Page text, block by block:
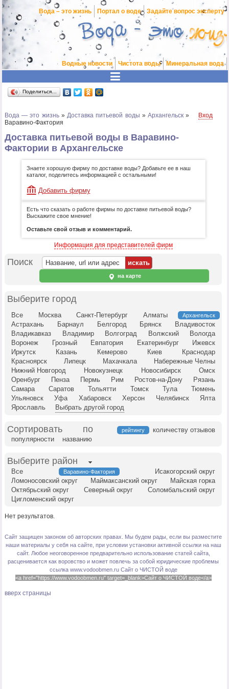
Вода – это жизнь Портал о воде Задайте вопрос эксперту
Водные новости Чистота воды Минеральная вода
Поделиться…
Вода — это жизнь»Доставка питьевой воды »Архангельск »
Варавино-Фактория
Вход
Доставка питьевой воды в Варавино-
Фактории в Архангельске
Знаете хорошую фирму по доставке воды? Добавьте ее в наш
каталог, поделитесь информацией с остальными!
Добавить фирму
Есть что сказать о работе фирмы по доставке питьевой воды?
Выскажите свое мнение!
Оставьте свой отзыв и комментарий.
Информация для представителей фирм
Поиск
на карте
Выберите город
Все Москва Санкт-Петербург Алматы Архангельск
Астрахань Барнаул Белгород Брянск
Владивосток
Владикавказ
Владимир Волгоград Волжский
Вологда
Воронеж
Грозный Евпатория Екатеринбург
Ижевск
Иркутск
Казань Кемерово Киев
Краснодар
Красноярск
Липецк Махачкала
Набережные Челны
Нижний Новгород
Новокузнецк Новосибирск
Омск
Оренбург
Пенза Пермь Рим Ростов-на-Дону
Рязань
Самара
Саратов Тольятти Томск Тула
Тюмень
Ульяновск
Уфа Хабаровск Херсон Челябинск
Ялта
Ярославль
Выбрать другой город
Сортировать по рейтингу
количеству отзывов
популярности
названию
Выберите район
Все Варавино-Фактория
Исакогорский округ
Ломоносовский округ
Маймаксанский округ
Майская горка
Октябрьский округ
Северный округ
Соломбальский округ
Цигломенский округ
Нет результатов.
Сайт защищен законом об авторских правах. Мы будем рады, если вы разместите
наши материалы у себя на сайте, при условии установки активной ссылки на наш
сайт. Любое неоговоренное предварительно использование статей сайта,
расценивается как воровство и может повлечь за собой юридические проблемы
ссылка www.vodoobmen.ru Сайт о ЧИСТОЙ воде
<a href="https://www.vodoobmen.ru" target=_blank>Сайт о ЧИСТОЙ воде</a>
вверх страницы